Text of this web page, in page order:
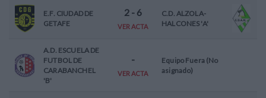
E.F. CIUDAD DE
GETAFE
2- 6
VER ACTA
C.D. ALZOLA-
HALCONES 'A'
A.D. ESCUELA DE
FUTBOL DE
CARABANCHEL
'B'
-
VER ACTA
Equipo Fuera (No
asignado)